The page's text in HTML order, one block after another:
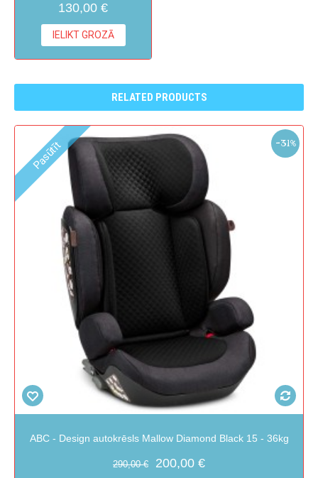
130,00 €
IELIKT GROZĀ
RELATED PRODUCTS
-31%
Pasūtīt
ABC - Design autokrēsls Mallow Diamond Black 15 - 36kg
290,00 € 200,00 €